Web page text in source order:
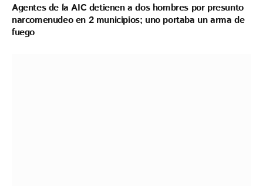
Agentes de la AIC detienen a dos hombres por presunto
narcomenudeo en 2 municipios; uno portaba un arma de
fuego